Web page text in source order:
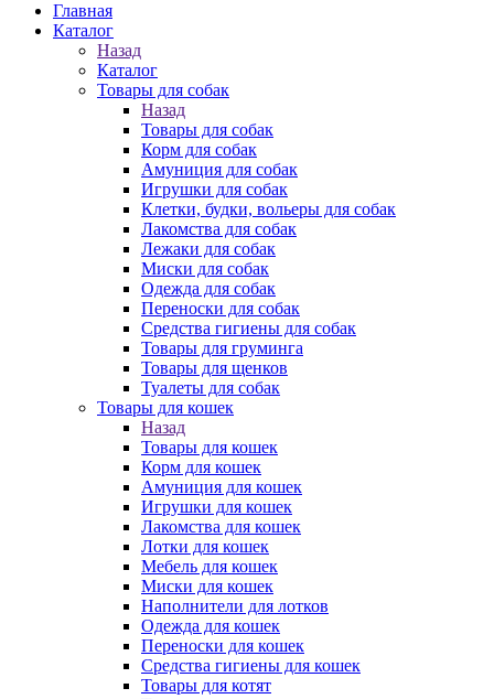
Главная
Каталог
Назад
Каталог
Товары для собак
Назад
Товары для собак
Корм для собак
Амуниция для собак
Игрушки для собак
Клетки, будки, вольеры для собак
Лакомства для собак
Лежаки для собак
Миски для собак
Одежда для собак
Переноски для собак
Средства гигиены для собак
Товары для груминга
Товары для щенков
Туалеты для собак
Товары для кошек
Назад
Товары для кошек
Корм для кошек
Амуниция для кошек
Игрушки для кошек
Лакомства для кошек
Лотки для кошек
Мебель для кошек
Миски для кошек
Наполнители для лотков
Одежда для кошек
Переноски для кошек
Средства гигиены для кошек
Товары для котят